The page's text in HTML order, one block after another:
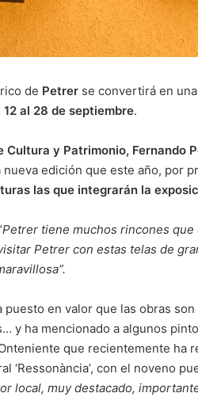
de Petrer se convertirá en
al 28 de septiembre.
Cultura y Patrimonio, Fernando
edición que este año, por
las que integrarán la
Petrer tiene muchos rincones
Petrer con estas telas de
puesto en valor que las obras
y ha mencionado a algunos
Onteniente que recientemente
‘Ressonància’, con el noveno
local, muy destacado,